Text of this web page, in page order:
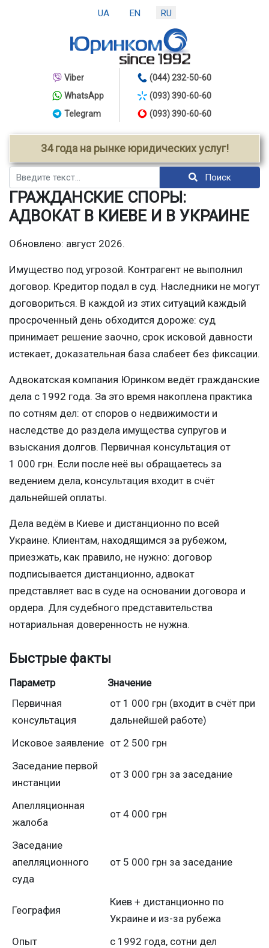
UA EN RU
Viber
WhatsApp
Telegram
(044) 232-50-60
(093) 390-60-60
(093) 390-60-60
34 года на рынке юридических услуг!
Поиск Поиск
ГРАЖДАНСКИЕ СПОРЫ:
АДВОКАТ В КИЕВЕ И В УКРАИНЕ
Обновлено: август 2026.
Имущество под угрозой. Контрагент не выполнил
договор. Кредитор подал в суд. Наследники не могут
договориться. В каждой из этих ситуаций каждый
просроченный день обходится дороже: суд
принимает решение заочно, срок исковой давности
истекает, доказательная база слабеет без фиксации.
Адвокатская компания Юринком ведёт гражданские
дела с 1992 года. За это время накоплена практика
по сотням дел: от споров о недвижимости и
наследстве до раздела имущества супругов и
взыскания долгов. Первичная консультация от
1 000 грн. Если после неё вы обращаетесь за
ведением дела, консультация входит в счёт
дальнейшей оплаты.
Дела ведём в Киеве и дистанционно по всей
Украине. Клиентам, находящимся за рубежом,
приезжать, как правило, не нужно: договор
подписывается дистанционно, адвокат
представляет вас в суде на основании договора и
ордера. Для судебного представительства
нотариальная доверенность не нужна.
Быстрые факты
Параметр
Значение
Первичная
консультация
от 1 000 грн (входит в счёт при
дальнейшей работе)
Исковое заявление от 2 500 грн
Заседание первой
инстанции
от 3 000 грн за заседание
Апелляционная
жалоба
от 4 000 грн
Заседание
апелляционного
суда
от 5 000 грн за заседание
География
Киев + дистанционно по
Украине и из-за рубежа
Опыт
с 1992 года, сотни дел